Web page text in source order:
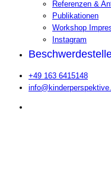
Referenzen &
Publikationen
Workshop
Instagram
+49 163 6415148